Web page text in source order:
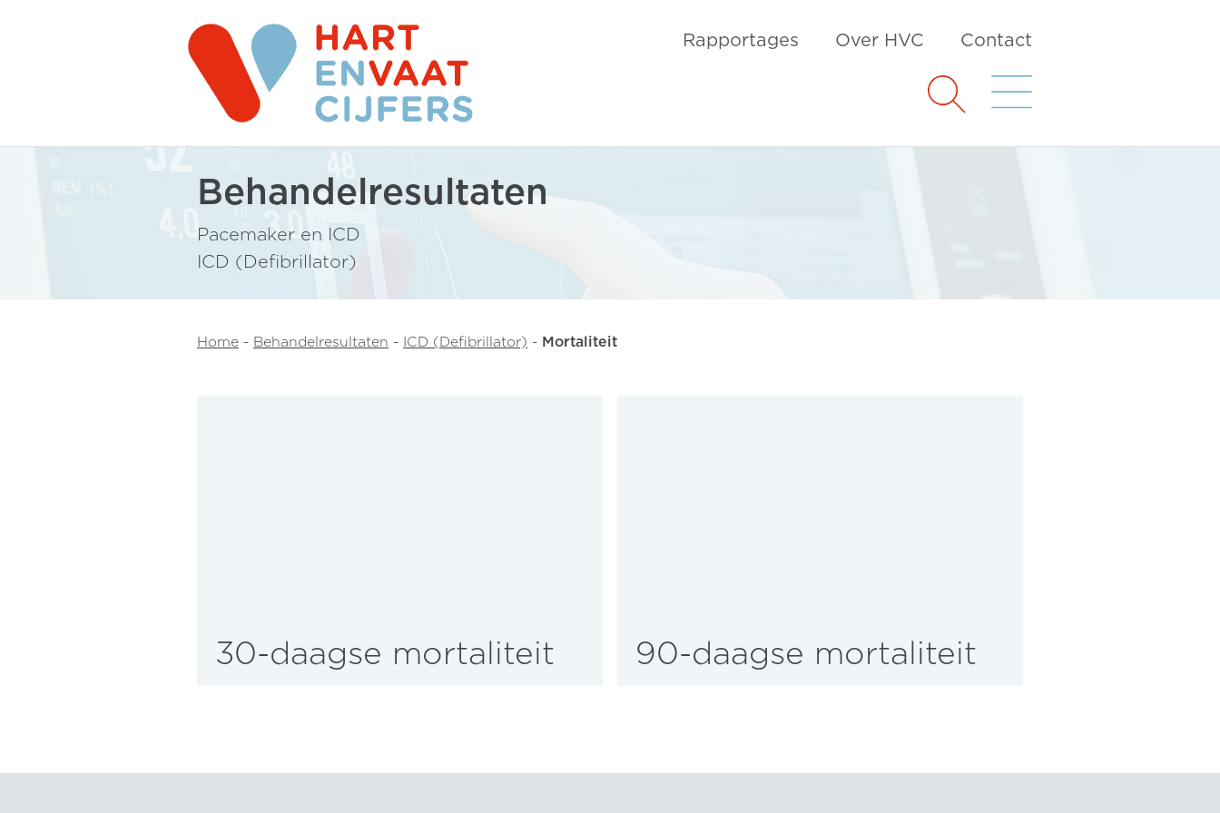
Rapportages Over HVC Contact
Behandelresultaten
Pacemaker en ICD
ICD (Defibrillator)
Home - Behandelresultaten - ICD (Defibrillator) - Mortaliteit
30-daagse mortaliteit 90-daagse mortaliteit